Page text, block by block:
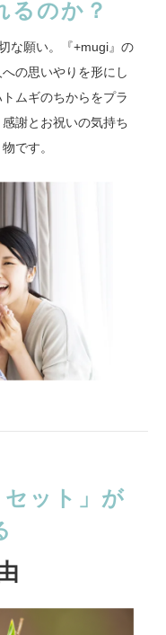
るのか？
な願い。『+mugi』の
の思いやりを形にし
ムギのちからをプラ
謝とお祝いの気持ち
です。
セット」が